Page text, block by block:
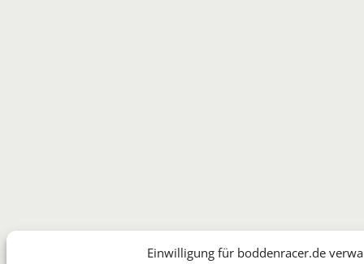
Einwilligung für boddenracer.de